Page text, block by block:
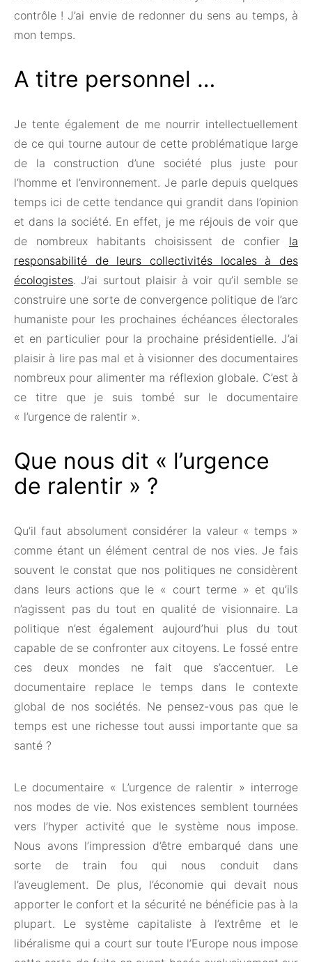
contrôle ! J’ai envie de redonner du sens au temps, à
mon temps.
A titre personnel …
Je tente également de me nourrir intellectuellement
de ce qui tourne autour de cette problématique large
de la construction d’une société plus juste pour
l’homme et l’environnement. Je parle depuis quelques
temps ici de cette tendance qui grandit dans l’opinion
et dans la société. En effet, je me réjouis de voir que
de nombreux habitants choisissent de confier la
responsabilité de leurs collectivités locales à des
écologistes. J’ai surtout plaisir à voir qu’il semble se
construire une sorte de convergence politique de l’arc
humaniste pour les prochaines échéances électorales
et en particulier pour la prochaine présidentielle. J’ai
plaisir à lire pas mal et à visionner des documentaires
nombreux pour alimenter ma réflexion globale. C’est à
ce titre que je suis tombé sur le documentaire
« l’urgence de ralentir ».
Que nous dit « l’urgence
de ralentir » ?
Qu’il faut absolument considérer la valeur « temps »
comme étant un élément central de nos vies. Je fais
souvent le constat que nos politiques ne considèrent
dans leurs actions que le « court terme » et qu’ils
n’agissent pas du tout en qualité de visionnaire. La
politique n’est également aujourd’hui plus du tout
capable de se confronter aux citoyens. Le fossé entre
ces deux mondes ne fait que s’accentuer. Le
documentaire replace le temps dans le contexte
global de nos sociétés. Ne pensez-vous pas que le
temps est une richesse tout aussi importante que sa
santé ?
Le documentaire « L’urgence de ralentir » interroge
nos modes de vie. Nos existences semblent tournées
vers l’hyper activité que le système nous impose.
Nous avons l’impression d’être embarqué dans une
sorte de train fou qui nous conduit dans
l’aveuglement. De plus, l’économie qui devait nous
apporter le confort et la sécurité ne bénéficie pas à la
plupart. Le système capitaliste à l’extrême et le
libéralisme qui a court sur toute l’Europe nous impose